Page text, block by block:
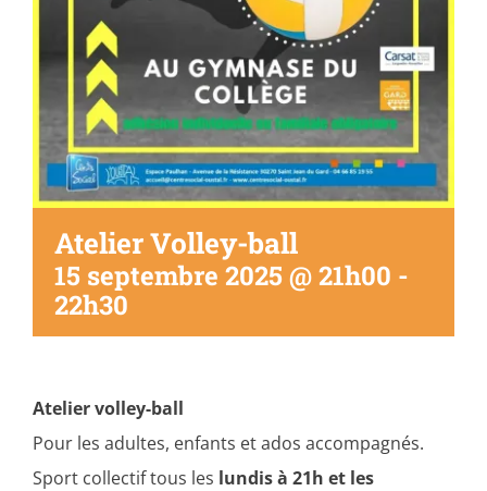
Atelier Volley-ball
15 septembre 2025 @ 21h00 -
22h30
Atelier volley-ball
Pour les adultes, enfants et ados accompagnés.
Sport collectif tous les lundis à 21h et les